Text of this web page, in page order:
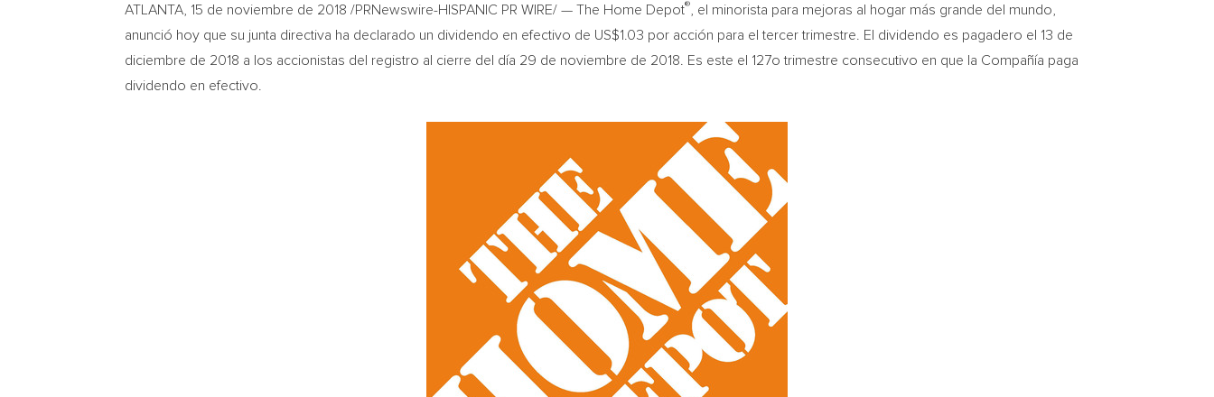
ATLANTA , 15 de noviembre de 2018 /PRNewswire-HISPANIC PR WIRE/ — The Home Depot®
, el minorista para mejoras al hogar más grande del mundo,
anunció hoy que su junta directiva ha declarado un dividendo en efectivo de US$1.03 por acción para el tercer trimestre. El dividendo es pagadero el 13 de
diciembre de 2018 a los accionistas del registro al cierre del día 29 de noviembre de 2018. Es este el 127o trimestre consecutivo en que la Compañía paga
dividendo en efectivo.